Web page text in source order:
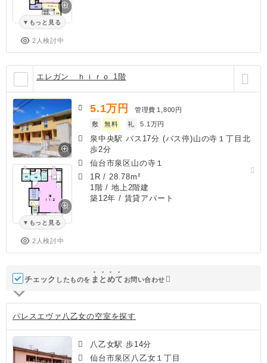
もっと見る
2人検討中
エレガン ｈｉｒｏ 1階
もっと見る
2人検討中
5.1万円 管理費 1,800円
敷
無料 礼 5.1万円
泉中央駅 バス17分 (バス停)山の寺１丁目北
歩2分
仙台市泉区山の寺１
1R / 28.78m²
1階 / 地上2階建
築12年 / 賃貸アパート
チェック したものを ま と めて お問い合わせ
パレスエヴァ八乙女の空室を探す
八乙女駅 歩14分
仙台市泉区八乙女１丁目